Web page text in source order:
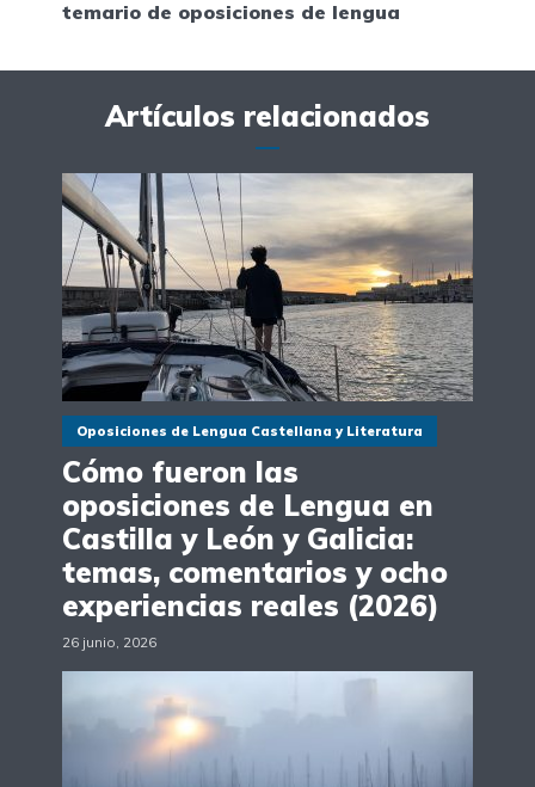
temario de oposiciones de lengua
Artículos relacionados
Oposiciones de Lengua Castellana y Literatura
Cómo fueron las
oposiciones de Lengua en
Castilla y León y Galicia:
temas, comentarios y ocho
experiencias reales (2026)
26 junio, 2026